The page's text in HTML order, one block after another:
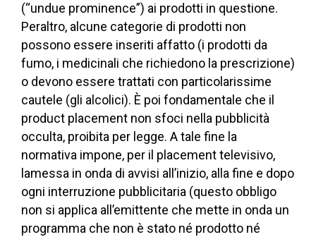
(“undue prominence”) ai prodotti in questione.
Peraltro, alcune categorie di prodotti non
possono essere inseriti affatto (i prodotti da
fumo, i medicinali che richiedono la prescrizione)
o devono essere trattati con particolarissime
cautele (gli alcolici). È poi fondamentale che il
product placement non sfoci nella pubblicità
occulta, proibita per legge. A tale fine la
normativa impone, per il placement televisivo,
lamessa in onda di avvisi all’inizio, alla fine e dopo
ogni interruzione pubblicitaria (questo obbligo
non si applica all’emittente che mette in onda un
programma che non è stato né prodotto né